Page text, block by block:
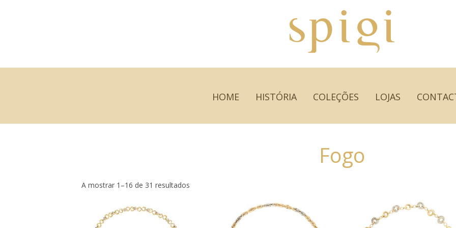
HOME HISTÓRIA COLEÇÕES LOJAS
Fogo
A mostrar 1–16 de 31 resultados